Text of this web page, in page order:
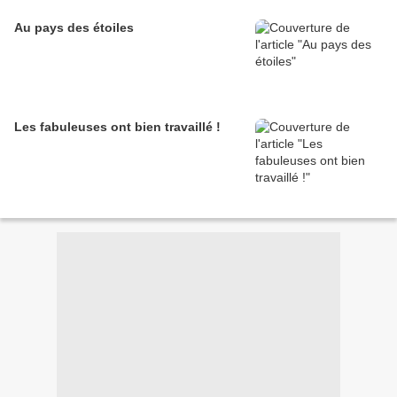
Au pays des étoiles
Les fabuleuses ont bien travaillé !